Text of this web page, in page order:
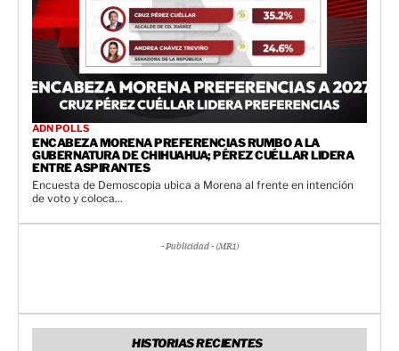
ADN POLLS
ENCABEZA MORENA PREFERENCIAS RUMBO A LA
GUBERNATURA DE CHIHUAHUA; PÉREZ CUÉLLAR LIDERA
ENTRE ASPIRANTES
Encuesta de Demoscopia ubica a Morena al frente en intención
de voto y coloca...
- Publicidad - (MR1)
HISTORIAS RECIENTES